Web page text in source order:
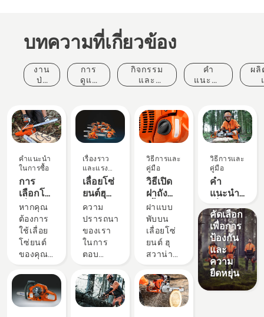
บทความที่เกี่ยวข้อง
งาน
ป่า
การ
ดูแล
มือ
อาชีพ
กิจกรรม
และ
คำ
แนะนำ
ผ
คำแนะนำ
ในการซื้อ
การ
เลือกโซ่
เลื่อยโซ่
ยนต์ที่
เหมาะ
สม:
เคล็ดลับ
อย่าง
หากคุณ
ต้องการ
ใช้เลื่อย
โซ่ยนต์
ของคุณ
ค่าที่สุด
คุณ
จำเป็น
เรื่องราว
และแรง
บันดาลใจ
เลื่อยโซ่
ยนต์ฮุ
สวาน่า -
ได้รับ
การ
สนับสนุน
จากผู้ใช้
ตั้งแต่ปี
1959
ความ
ปรารถนา
ของเรา
ในการ
ตอบ
ความ
ต้องการ
ที่แท้จริง
วิธีการและ
คู่มือ
วิธีเปิด
ฝาถัง
เชื้อเพลิง
ของ
เลื่อยโซ่
ยนต์
ฝาแบบ
พับบน
เลื่อยโซ่
ยนต์ ฮุ
สวาน่า
คุณ
สามารถ
เติมเชื้อ
วิธีการและ
คู่มือ
คำ
แนะนำ
ตะไบ
และ
อุปกรณ์
ตะไบ
ผลิตภัณฑ์
และ
นวัตกรรม
ชุดป้อง
กันของฮุ
สวาน่า:
คัดเลือก
เพื่อการ
ป้องกัน
และ
ความ
ยืดหยุ่น